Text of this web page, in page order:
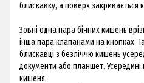
блискавку, а поверх закривається
Зовні одна пара бічних кишень
інша пара клапанами на кнопках.
блискавці з безліччю кишень
документи або планшет. Усередині
кишеня.